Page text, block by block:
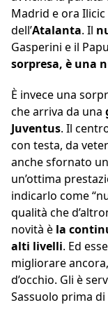
Madrid e ora
dell’Atalanta. Il
Gasperini e il
sorpresa, è una
È invece una
che arriva da una
Juventus. Il
con testa, da
anche sfornato
un’ottima
indicarlo come
qualità che
novità è la
alti livelli. Ed
migliorare
d’occhio. Gli è
Sassuolo prima